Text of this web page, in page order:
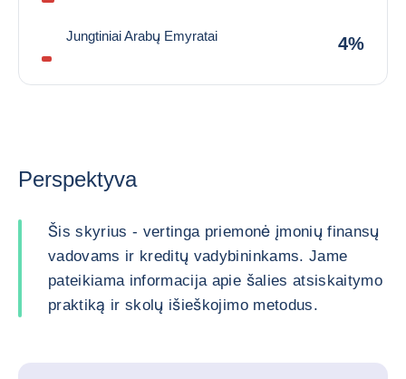
Jungtiniai Arabų Emyratai 4%
Perspektyva
Šis skyrius - vertinga priemonė įmonių finansų
vadovams ir kreditų vadybininkams. Jame
pateikiama informacija apie šalies atsiskaitymo
praktiką ir skolų išieškojimo metodus.